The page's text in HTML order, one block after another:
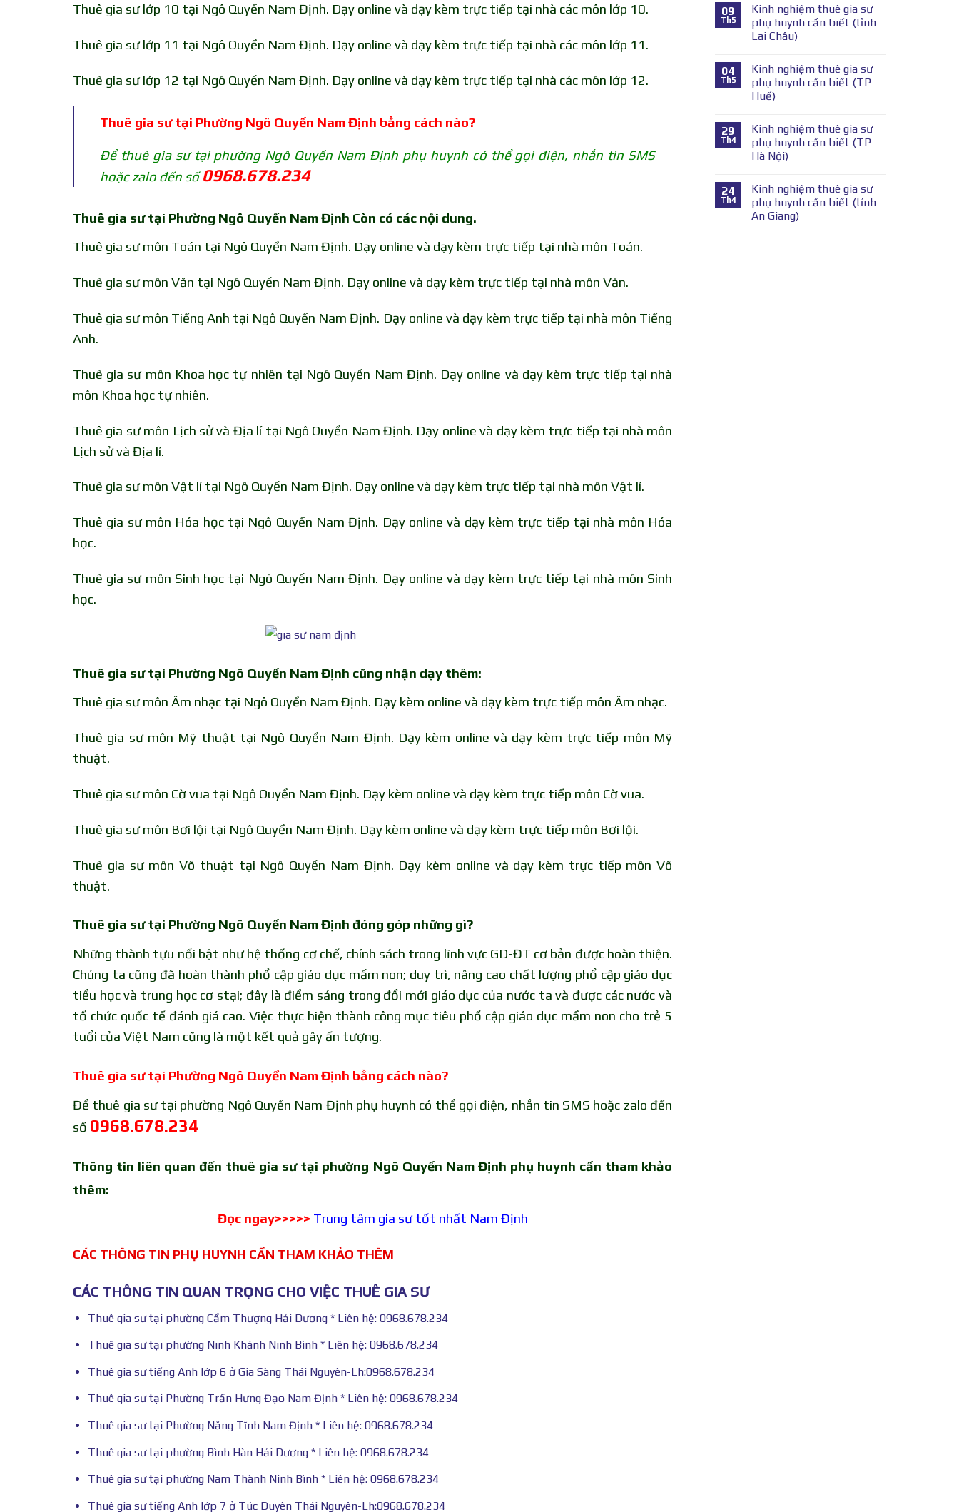
Thuê gia sư lớp 10 tại Ngô Quyền Nam Định. Dạy online và dạy kèm trực tiếp tại nhà các môn lớp 10.
Thuê gia sư lớp 11 tại Ngô Quyền Nam Định. Dạy online và dạy kèm trực tiếp tại nhà các môn lớp 11.
Thuê gia sư lớp 12 tại Ngô Quyền Nam Định. Dạy online và dạy kèm trực tiếp tại nhà các môn lớp 12.
Thuê gia sư tại Phường Ngô Quyền Nam Định bằng cách nào?
Để thuê gia sư tại phường Ngô Quyền Nam Định phụ huynh có thể gọi điện, nhắn tin SMS
hoặc zalo đến số 0968.678.234
Thuê gia sư tại Phường Ngô Quyền Nam Định Còn có các nội dung.
Thuê gia sư môn Toán tại Ngô Quyền Nam Định. Dạy online và dạy kèm trực tiếp tại nhà môn Toán.
Thuê gia sư môn Văn tại Ngô Quyền Nam Định. Dạy online và dạy kèm trực tiếp tại nhà môn Văn.
Thuê gia sư môn Tiếng Anh tại Ngô Quyền Nam Định. Dạy online và dạy kèm trực tiếp tại nhà môn Tiếng
Anh.
Thuê gia sư môn Khoa học tự nhiên tại Ngô Quyền Nam Định. Dạy online và dạy kèm trực tiếp tại nhà
môn Khoa học tự nhiên.
Thuê gia sư môn Lịch sử và Địa lí tại Ngô Quyền Nam Định. Dạy online và dạy kèm trực tiếp tại nhà môn
Lịch sử và Địa lí.
Thuê gia sư môn Vật lí tại Ngô Quyền Nam Định. Dạy online và dạy kèm trực tiếp tại nhà môn Vật lí.
Thuê gia sư môn Hóa học tại Ngô Quyền Nam Định. Dạy online và dạy kèm trực tiếp tại nhà môn Hóa
học.
Thuê gia sư môn Sinh học tại Ngô Quyền Nam Định. Dạy online và dạy kèm trực tiếp tại nhà môn Sinh
học.
Thuê gia sư tại Phường Ngô Quyền Nam Định cũng nhận dạy thêm:
Thuê gia sư môn Âm nhạc tại Ngô Quyền Nam Định. Dạy kèm online và dạy kèm trực tiếp môn Âm nhạc.
Thuê gia sư môn Mỹ thuật tại Ngô Quyền Nam Định. Dạy kèm online và dạy kèm trực tiếp môn Mỹ
thuật.
Thuê gia sư môn Cờ vua tại Ngô Quyền Nam Định. Dạy kèm online và dạy kèm trực tiếp môn Cờ vua.
Thuê gia sư môn Bơi lội tại Ngô Quyền Nam Định. Dạy kèm online và dạy kèm trực tiếp môn Bơi lội.
Thuê gia sư môn Võ thuật tại Ngô Quyền Nam Định. Dạy kèm online và dạy kèm trực tiếp môn Võ
thuật.
Thuê gia sư tại Phường Ngô Quyền Nam Định đóng góp những gì?
Những thành tựu nổi bật như hệ thống cơ chế, chính sách trong lĩnh vực GD-ĐT cơ bản được hoàn thiện.
Chúng ta cũng đã hoàn thành phổ cập giáo dục mầm non; duy trì, nâng cao chất lượng phổ cập giáo dục
tiểu học và trung học cơ stại; đây là điểm sáng trong đổi mới giáo dục của nước ta và được các nước và
tổ chức quốc tế đánh giá cao. Việc thực hiện thành công mục tiêu phổ cập giáo dục mầm non cho trẻ 5
tuổi của Việt Nam cũng là một kết quả gây ấn tượng.
Thuê gia sư tại Phường Ngô Quyền Nam Định bằng cách nào?
Để thuê gia sư tại phường Ngô Quyền Nam Định phụ huynh có thể gọi điện, nhắn tin SMS hoặc zalo đến
số 0968.678.234
Thông tin liên quan đến thuê gia sư tại phường Ngô Quyền Nam Định phụ huynh cần tham khảo
thêm:
Đọc ngay>>>>> Trung tâm gia sư tốt nhất Nam Định
CÁC THÔNG TIN PHỤ HUYNH CẦN THAM KHẢO THÊM
CÁC THÔNG TIN QUAN TRỌNG CHO VIỆC THUÊ GIA SƯ
Thuê gia sư tại phường Cẩm Thượng Hải Dương * Liên hệ: 0968.678.234
Thuê gia sư tại phường Ninh Khánh Ninh Bình * Liên hệ: 0968.678.234
Thuê gia sư tiếng Anh lớp 6 ở Gia Sàng Thái Nguyên-Lh:0968.678.234
Thuê gia sư tại Phường Trần Hưng Đạo Nam Định * Liên hệ: 0968.678.234
Thuê gia sư tại Phường Năng Tĩnh Nam Định * Liên hệ: 0968.678.234
Thuê gia sư tại phường Bình Hàn Hải Dương * Liên hệ: 0968.678.234
Thuê gia sư tại phường Nam Thành Ninh Bình * Liên hệ: 0968.678.234
Thuê gia sư tiếng Anh lớp 7 ở Túc Duyên Thái Nguyên-Lh:0968.678.234
09
Th5
Kinh nghiệm thuê gia sư
phụ huynh cần biết (tỉnh
Lai Châu)
04
Th5
Kinh nghiệm thuê gia sư
phụ huynh cần biết (TP
Huế)
29
Th4
Kinh nghiệm thuê gia sư
phụ huynh cần biết (TP
Hà Nội)
24
Th4
Kinh nghiệm thuê gia sư
phụ huynh cần biết (tỉnh
An Giang)